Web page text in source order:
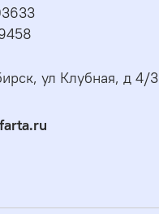
ул Клубная, д 4/3